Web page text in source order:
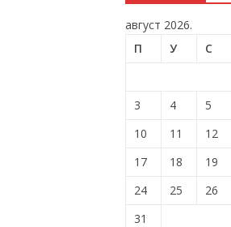
август 2026.
П
У С
3
4 5
10
11 12
17
18 19
24
25 26
31